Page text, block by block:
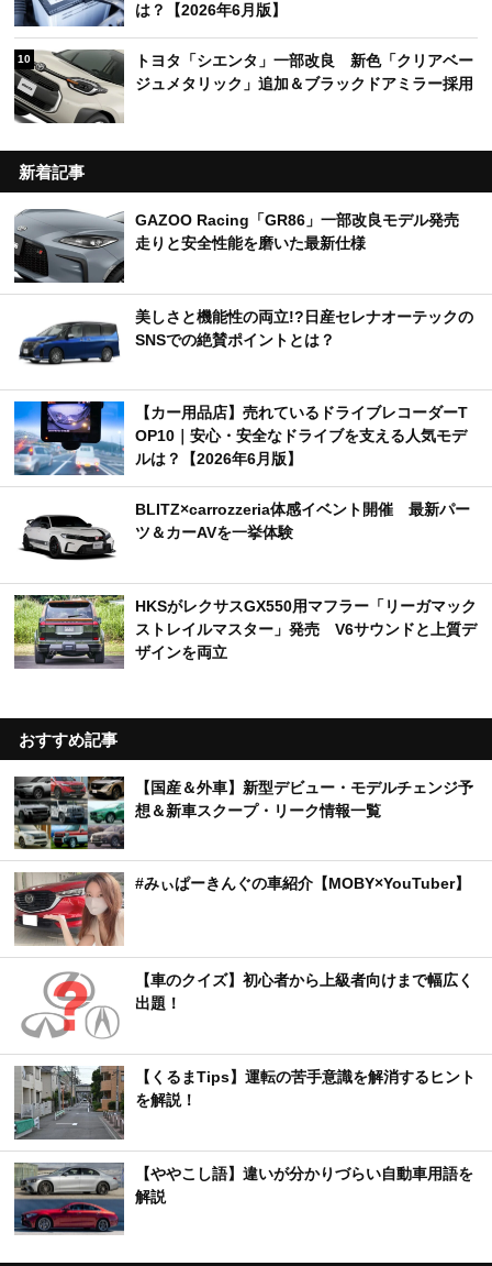
は？【2026年6月版】
10
トヨタ「シエンタ」一部改良 新色「クリアベー
ジュメタリック」追加＆ブラックドアミラー採用
新着記事
GAZOO Racing「GR86」一部改良モデル発売
走りと安全性能を磨いた最新仕様
美しさと機能性の両立!?日産セレナオーテックの
SNSでの絶賛ポイントとは？
【カー用品店】売れているドライブレコーダーT
OP10｜安心・安全なドライブを支える人気モデ
ルは？【2026年6月版】
BLITZ×carrozzeria体感イベント開催 最新パー
ツ＆カーAVを一挙体験
HKSがレクサスGX550用マフラー「リーガマック
ストレイルマスター」発売 V6サウンドと上質デ
ザインを両立
おすすめ記事
【国産＆外車】新型デビュー・モデルチェンジ予
想＆新車スクープ・リーク情報一覧
#みぃぱーきんぐの車紹介【MOBY×YouTuber】
【車のクイズ】初心者から上級者向けまで幅広く
出題！
【くるまTips】運転の苦手意識を解消するヒント
を解説！
【ややこし語】違いが分かりづらい自動車用語を
解説